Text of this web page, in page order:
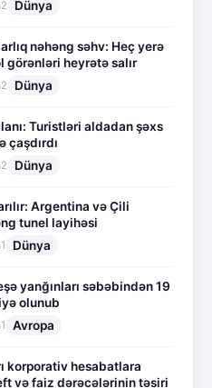
Dünya
nəhəng səhv: Heç yerə
görənləri heyrətə salır
Dünya
Turistləri aldadan şəxs
çaşdırdı
Dünya
Argentina və Çili
tunel layihəsi
Dünya
yanğınları səbəbindən 19
olunub
Avropa
korporativ hesabatlara
və faiz dərəcələrinin təsiri